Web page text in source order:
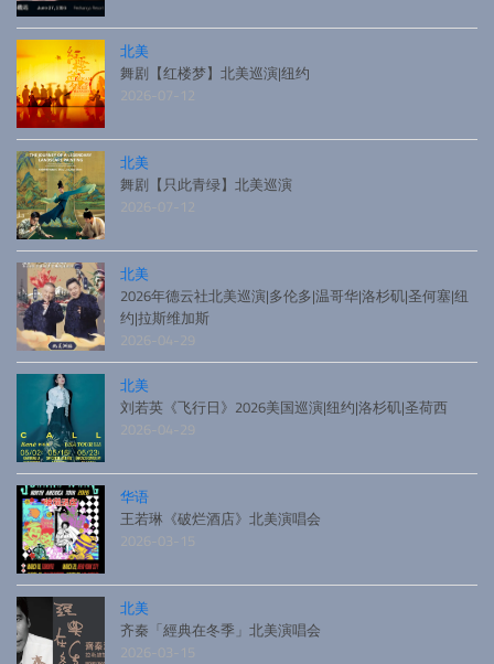
北美
舞剧【红楼梦】北美巡演|纽约
2026-07-12
北美
舞剧【只此青绿】北美巡演
2026-07-12
北美
2026年德云社北美巡演|多伦多|温哥华|洛杉矶|圣何塞|纽
约|拉斯维加斯
2026-04-29
北美
刘若英《飞行日》2026美国巡演|纽约|洛杉矶|圣荷西
2026-04-29
华语
王若琳《破烂酒店》北美演唱会
2026-03-15
北美
齐秦「經典在冬季」北美演唱会
2026-03-15